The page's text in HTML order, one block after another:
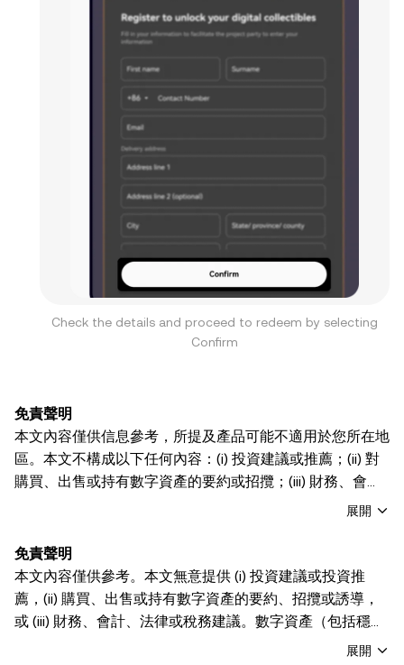
Check the details and proceed to redeem by selecting
Confirm
免責聲明
本文內容僅供信息參考，所提及產品可能不適用於您所在地
區。本文不構成以下任何內容：(i) 投資建議或推薦；(ii) 對
購買、出售或持有數字資產的要約或招攬；(iii) 財務、會
計、法律或稅務建議。持有數字資產（包括穩定幣及NFT）
後判斷交易或持有數字資產是否適合您。具體問題請諮詢法
律/稅務/投資領域專業人士。文中信息（含市場數據及統計
信息，如有）均基於一般性目的提供。雖已儘可能審慎處理
數據及圖表編制，但 OKX 對任何事實錯誤或遺漏不承擔任
展開
免責聲明
本文內容僅供參考。本文無意提供 (i) 投資建議或投資推
薦，(ii) 購買、出售或持有數字資產的要約、招攬或誘導，
或 (iii) 財務、會計、法律或稅務建議。數字資產（包括穩定
幣和 NFT）受市場波動影響， 涉及高風險，並且可能會貶
展開